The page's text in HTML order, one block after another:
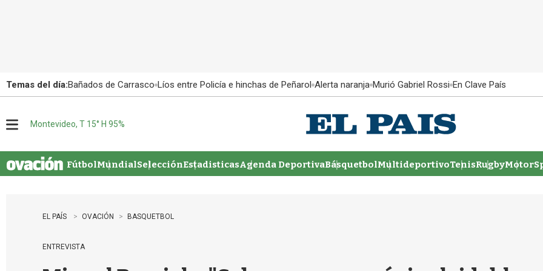
Temas del día:Bañados de Carrasco Líos entre Policía e hinchas de Peñarol Alerta naranja Murió Gabriel Rossi En Clave País
u
Montevideo, T 15° H 95%
FútbolMundialSelecciónEstadisticasAgenda DeportivaBásquetbolMultideportivoTenisRugby
EL PAÍS OVACIÓN BASQUETBOL
ENTREVISTA